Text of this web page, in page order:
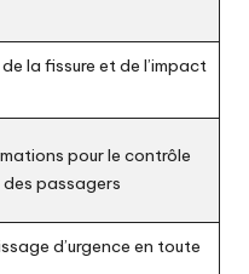
la fissure et de l’impact
pour le contrôle
passagers
d’urgence en toute